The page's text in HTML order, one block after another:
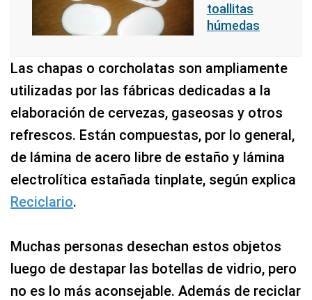
toallitas
húmedas
Las chapas o corcholatas son ampliamente
utilizadas por las fábricas dedicadas a la
elaboración de cervezas, gaseosas y otros
refrescos. Están compuestas, por lo general,
de lámina de acero libre de estaño y lámina
electrolítica estañada tinplate, según explica
Reciclario.
Muchas personas desechan estos objetos
luego de destapar las botellas de vidrio, pero
no es lo más aconsejable. Además de reciclar